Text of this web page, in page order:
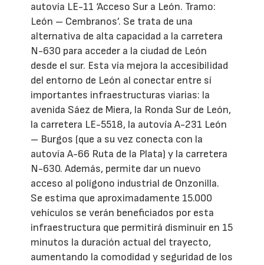
autovía LE-11 ‘Acceso Sur a León. Tramo:
León – Cembranos’. Se trata de una
alternativa de alta capacidad a la carretera
N-630 para acceder a la ciudad de León
desde el sur. Esta vía mejora la accesibilidad
del entorno de León al conectar entre sí
importantes infraestructuras viarias: la
avenida Sáez de Miera, la Ronda Sur de León,
la carretera LE-5518, la autovía A-231 León
– Burgos (que a su vez conecta con la
autovía A-66 Ruta de la Plata) y la carretera
N-630. Además, permite dar un nuevo
acceso al polígono industrial de Onzonilla.
Se estima que aproximadamente 15.000
vehículos se verán beneficiados por esta
infraestructura que permitirá disminuir en 15
minutos la duración actual del trayecto,
aumentando la comodidad y seguridad de los